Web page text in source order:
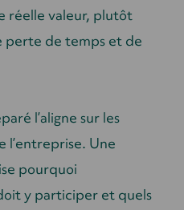
réelle valeur, plutôt
perte de temps et de
l’aligne sur les
l’entreprise. Une
pourquoi
y participer et quels